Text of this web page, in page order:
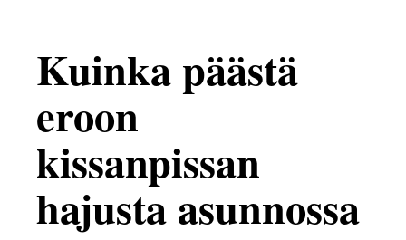
Kuinka päästä
eroon
kissanpissan
hajusta asunnossa